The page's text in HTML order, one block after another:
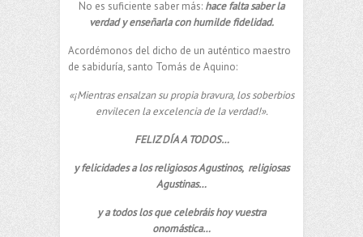
No es suficiente saber más: hace falta saber la
verdad y enseñarla con humilde fidelidad.
Acordémonos del dicho de un auténtico maestro
de sabiduría, santo Tomás de Aquino:
«¡Mientras ensalzan su propia bravura, los soberbios
envilecen la excelencia de la verdad!».
FELIZ DÍA A TODOS…
y felicidades a los religiosos Agustinos, religiosas
Agustinas…
y a todos los que celebráis hoy vuestra
onomástica…